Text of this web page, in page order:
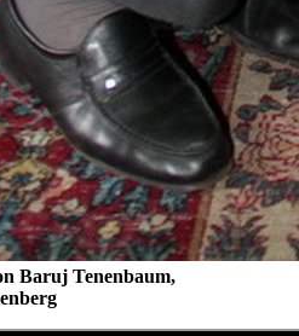
Baruj Tenenbaum,